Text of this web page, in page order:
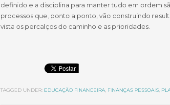
definido e a disciplina para manter tudo em ordem
processos que, ponto a ponto, vão construindo
vista os percalços do caminho e as prioridades.
TAGGED UNDER: EDUCAÇÃO FINANCEIRA, FINANÇAS PESSOAIS,